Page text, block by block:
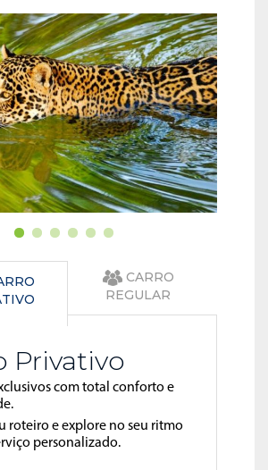
CARRO
REGULAR
Privativo
com total conforto e
roteiro e explore no seu ritmo
personalizado.